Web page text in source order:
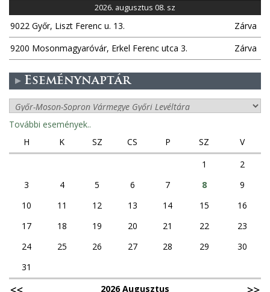
2026. augusztus 08. sz
9022 Győr, Liszt Ferenc u. 13.
Zárva
9200 Mosonmagyaróvár, Erkel Ferenc utca 3.
Zárva
Eseménynaptár
További események..
H
K SZ CS P SZ
V
1
2
3
4 5 6 7 8
9
10
11 12 13 14 15
16
17
18 19 20 21 22
23
24
25 26 27 28 29
30
31
2026 Augusztus